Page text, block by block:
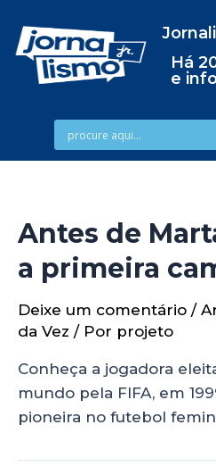
Há
e
Antes de
a primeira
Deixe um comentário /
da Vez / Por projeto
Conheça a jogadora
mundo pela FIFA, em
pioneira no futebol